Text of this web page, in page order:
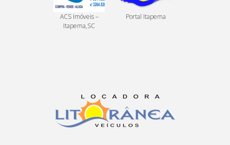
ACS Imóveis –
Itapema,SC
Portal Itapema